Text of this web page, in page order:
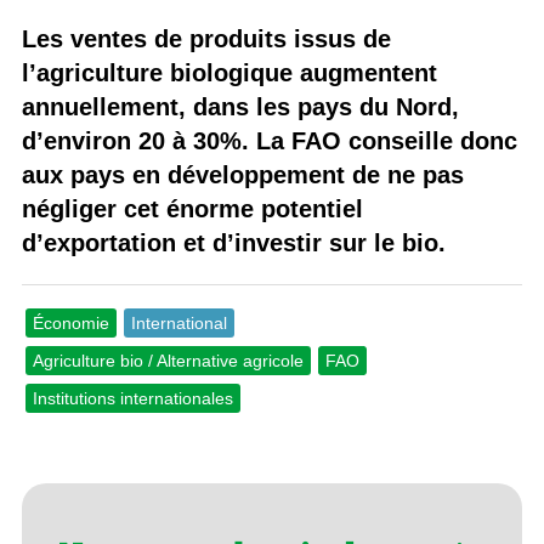
Les ventes de produits issus de
l’agriculture biologique augmentent
annuellement, dans les pays du Nord,
d’environ 20 à 30%. La FAO conseille donc
aux pays en développement de ne pas
négliger cet énorme potentiel
d’exportation et d’investir sur le bio.
Économie
International
Agriculture bio / Alternative agricole
FAO
Institutions internationales